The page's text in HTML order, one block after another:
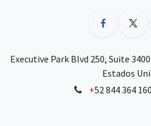
Executive Park Blvd 250, Suite 3400
Estados
+52 844 364